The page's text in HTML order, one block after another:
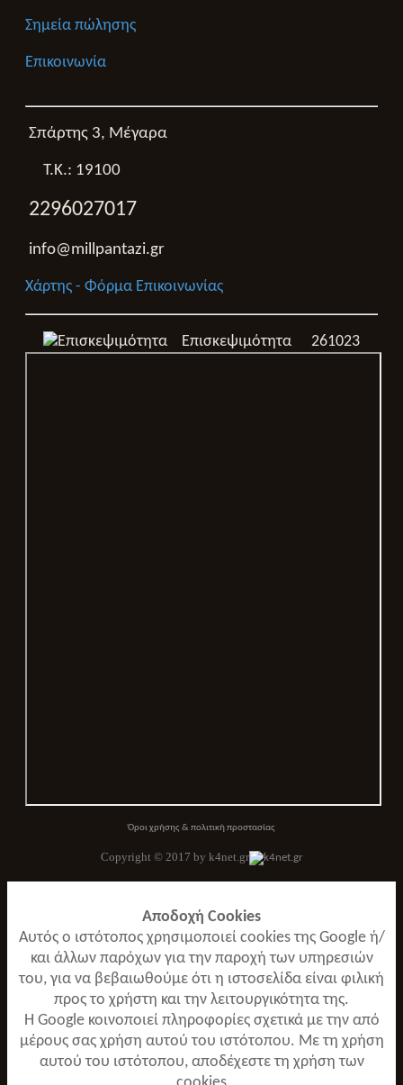
Σημεία πώλησης
Επικοινωνία
Σπάρτης 3, Μέγαρα
Τ.Κ.: 19100
2296027017
info@millpantazi.gr
Χάρτης - Φόρμα Επικοινωνίας
Επισκεψιμότητα 261023
Όροι χρήσης & πολιτική προστασίας
Copyright © 2017 by k4net.gr
Αποδοχή Cookies
Αυτός ο ιστότοπος χρησιμοποιεί cookies της Google ή/
και άλλων παρόχων για την παροχή των υπηρεσιών
του, για να βεβαιωθούμε ότι η ιστοσελίδα είναι φιλική
προς το χρήστη και την λειτουργικότητα της.
Η Google κοινοποιεί πληροφορίες σχετικά με την από
μέρους σας χρήση αυτού του ιστότοπου. Με τη χρήση
αυτού του ιστότοπου, αποδέχεστε τη χρήση των